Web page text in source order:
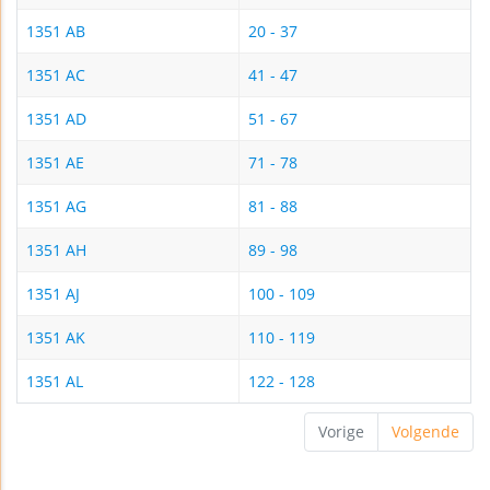
1351 AB 20 - 37
1351 AC 41 - 47
1351 AD 51 - 67
1351 AE 71 - 78
1351 AG 81 - 88
1351 AH 89 - 98
1351 AJ 100 - 109
1351 AK 110 - 119
1351 AL 122 - 128
Vorige Volgende